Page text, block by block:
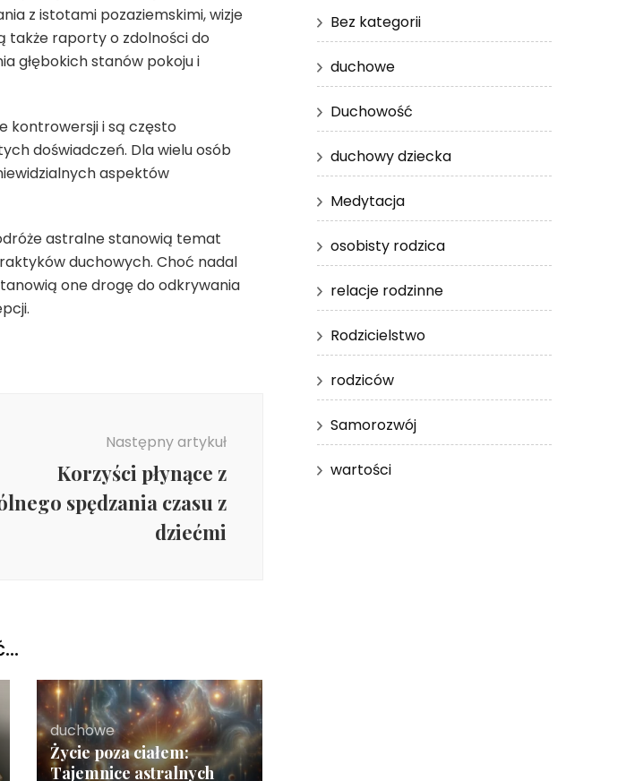
z istotami pozaziemskimi, wizje
także raporty o zdolności do
głębokich stanów pokoju i
kontrowersji i są często
doświadczeń. Dla wielu osób
aspektów
astralne stanowią temat
duchowych. Choć nadal
one drogę do odkrywania
Następny artykuł
Korzyści płynące z
spędzania czasu z
dziećmi
duchowe
Życie poza ciałem:
Tajemnice astralnych
Bez kategorii
duchowe
Duchowość
duchowy dziecka
Medytacja
osobisty rodzica
relacje rodzinne
Rodzicielstwo
rodziców
Samorozwój
wartości